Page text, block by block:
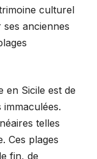
culturel
anciennes
en Sicile est de
telles
Ces plages
fin, de